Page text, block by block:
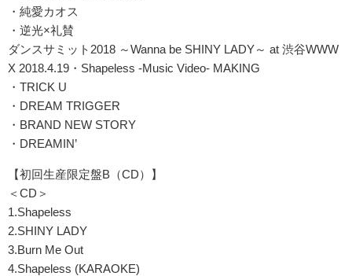
・純愛カオス
・逆光×礼賛
ダンスサミット2018 ～Wanna be SHINY LADY～ at 渋谷WWW
X 2018.4.19・Shapeless -Music Video- MAKING
・TRICK U
・DREAM TRIGGER
・BRAND NEW STORY
・DREAMIN’
【初回生産限定盤B（CD）】
＜CD＞
1.Shapeless
2.SHINY LADY
3.Burn Me Out
4.Shapeless (KARAOKE)